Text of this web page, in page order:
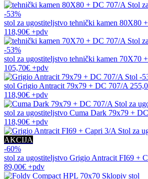
-53%
stol za ugostiteljstvo tehnički kamen 80X80
118,90€ +pdv
-53%
stol za ugostiteljstvo tehnički kamen 70X70
105,70€ +pdv
-
stol Grigio Antracit 79x79 + DC 707/A
118,90€ +pdv
stol za ugostiteljstvo Cuma Dark 79x79 +
118,90€ +pdv
AKCIJA
-60%
stol za ugostiteljstvo Grigio Antracit FI69 +
89,00€ +pdv